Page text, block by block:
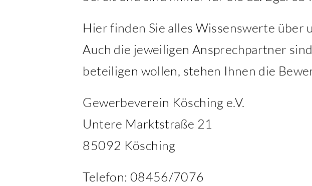
Hier finden Sie alles Wissenswerte
Auch die jeweiligen Ansprechpartner
beteiligen wollen, stehen Ihnen die
Gewerbeverein Kösching e.V.
Untere Marktstraße 21
85092 Kösching
Telefon: 08456/7076